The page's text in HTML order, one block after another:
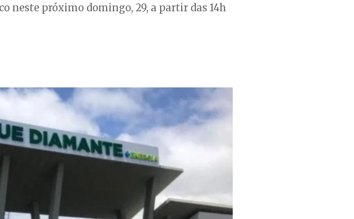
neste próximo domingo, 29, a partir das 14h